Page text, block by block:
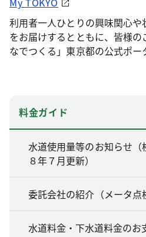
利用者一人ひとりの興味関心
をお届けするとともに、皆様
なでつくる」東京都の公式ポー
料金ガイド
水道使用量等のお知らせ
８年７月更新）
委託会社の紹介（メータ点
水道料金・下水道料金のお